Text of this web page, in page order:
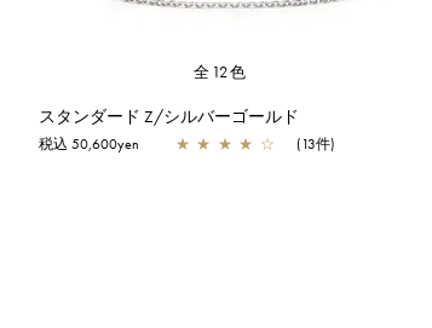
全12色
スタンダード Z/シルバーゴールド
税込 50,600yen ★ ★ ★ ★ ☆ (13件)